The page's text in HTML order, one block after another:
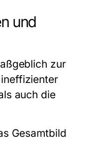
und
zur
auch die
Gesamtbild